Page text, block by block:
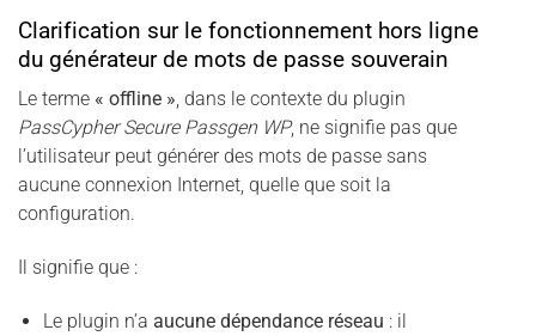
Clarification sur le fonctionnement hors ligne
du générateur de mots de passe souverain
Le terme « offline », dans le contexte du plugin
PassCypher Secure Passgen WP, ne signifie pas que
l’utilisateur peut générer des mots de passe sans
aucune connexion Internet, quelle que soit la
configuration.
Il signifie que :
Le plugin n’a aucune dépendance réseau : il